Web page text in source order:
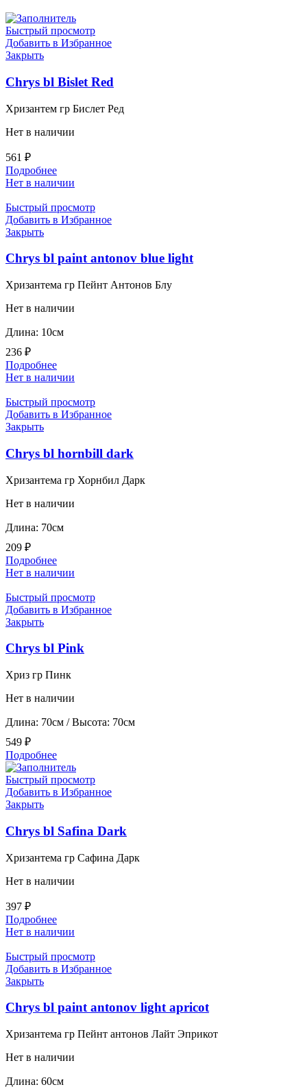
Быстрый просмотр
Добавить в Избранное
Закрыть
Chrys bl Bislet Red
Хризантем гр Бислет Ред
Нет в наличии
561 ₽
Подробнее
Нет в наличии
Быстрый просмотр
Добавить в Избранное
Закрыть
Chrys bl paint antonov blue light
Хризантема гр Пейнт Антонов Блу
Нет в наличии
Длина: 10см
236 ₽
Подробнее
Нет в наличии
Быстрый просмотр
Добавить в Избранное
Закрыть
Chrys bl hornbill dark
Хризантема гр Хорнбил Дарк
Нет в наличии
Длина: 70см
209 ₽
Подробнее
Нет в наличии
Быстрый просмотр
Добавить в Избранное
Закрыть
Chrys bl Pink
Хриз гр Пинк
Нет в наличии
Длина: 70см / Высота: 70см
549 ₽
Подробнее
Быстрый просмотр
Добавить в Избранное
Закрыть
Chrys bl Safina Dark
Хризантема гр Сафина Дарк
Нет в наличии
397 ₽
Подробнее
Нет в наличии
Быстрый просмотр
Добавить в Избранное
Закрыть
Chrys bl paint antonov light apricot
Хризантема гр Пейнт антонов Лайт Эприкот
Нет в наличии
Длина: 60см